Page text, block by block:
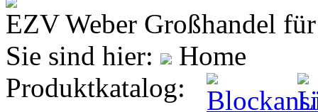
EZV Weber Großhandel
Sie sind hier:
Home
Produktkatalog: